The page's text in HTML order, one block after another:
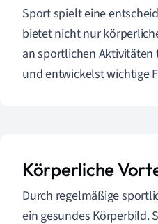
Sport spielt eine
bietet nicht nur
an sportlichen Aktivitäten
und entwickelst wichtige
Körperliche
Durch regelmäßige
ein gesundes Körperbild.